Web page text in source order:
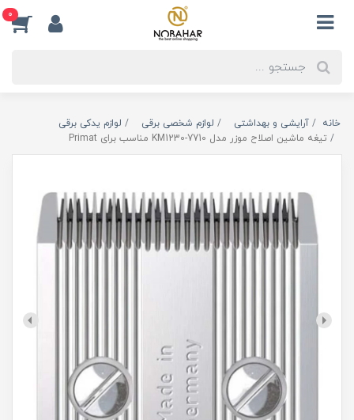
0
خانه آرایشی و بهداشتی لوازم شخصی برقی
لوازم یدکی برقی
تیغه ماشین اصلاح موزر مدل KM1230-7710 مناسب برای Primat